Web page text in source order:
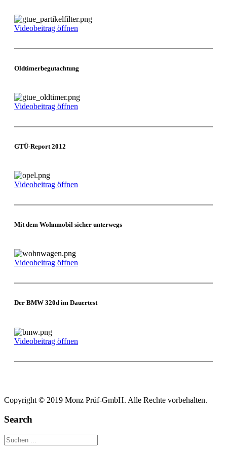
Videobeitrag öffnen
Oldtimerbegutachtung
Videobeitrag öffnen
GTÜ-Report 2012
Videobeitrag öffnen
Mit dem Wohnmobil sicher unterwegs
Videobeitrag öffnen
Der BMW 320d im Dauertest
Videobeitrag öffnen
Copyright © 2019 Monz Prüf-GmbH. Alle Rechte vorbehalten.
Search